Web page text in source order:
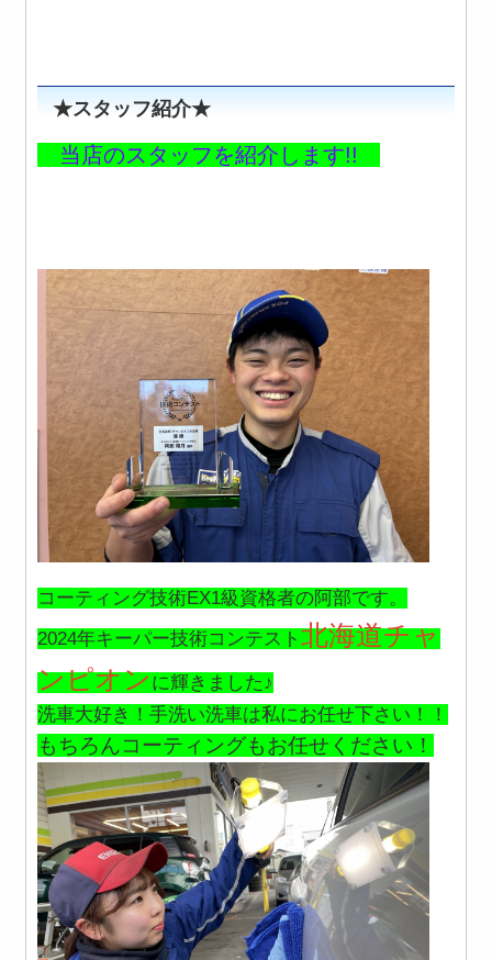
★スタッフ紹介★
当店のスタッフを紹介します!!
コーティング技術EX1級資格者の阿部です。
2024年キーパー技術コンテスト北海道チャ
ンピオンに輝きました♪
洗車大好き！手洗い洗車は私にお任せ下さい！！
もちろんコーティングもお任せください！